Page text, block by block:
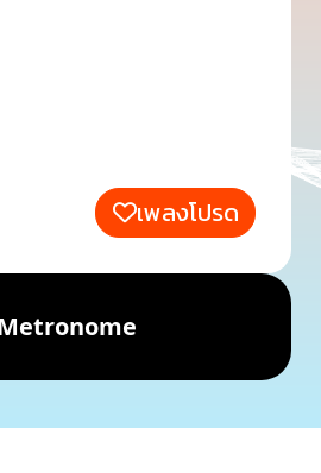
เพลงโปรด